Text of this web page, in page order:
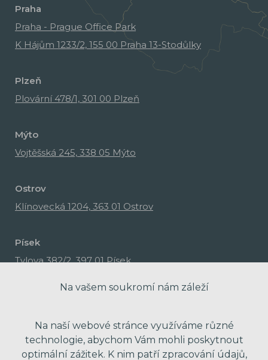
Praha
Praha - Prague Office Park
K Hájům 1233/2, 155 00 Praha 13-Stodůlky
Plzeň
Plovární 478/1, 301 00 Plzeň
Mýto
Vojtěšská 245, 338 05 Mýto
Ostrov
Klínovecká 1204, 363 01 Ostrov
Písek
Tylova 382/2, 397 01 Písek
Na vašem soukromí nám záleží
Na naší webové stránce využíváme různé
technologie, abychom Vám mohli poskytnout
optimální zážitek. K nim patří zpracování údajů,